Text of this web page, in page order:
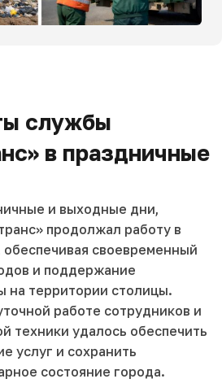
службы
в праздничные
и выходные дни,
продолжал работу в
своевременный
и поддержание
на территории столицы.
работе сотрудников и
техники удалось обеспечить
услуг и сохранить
состояние города.